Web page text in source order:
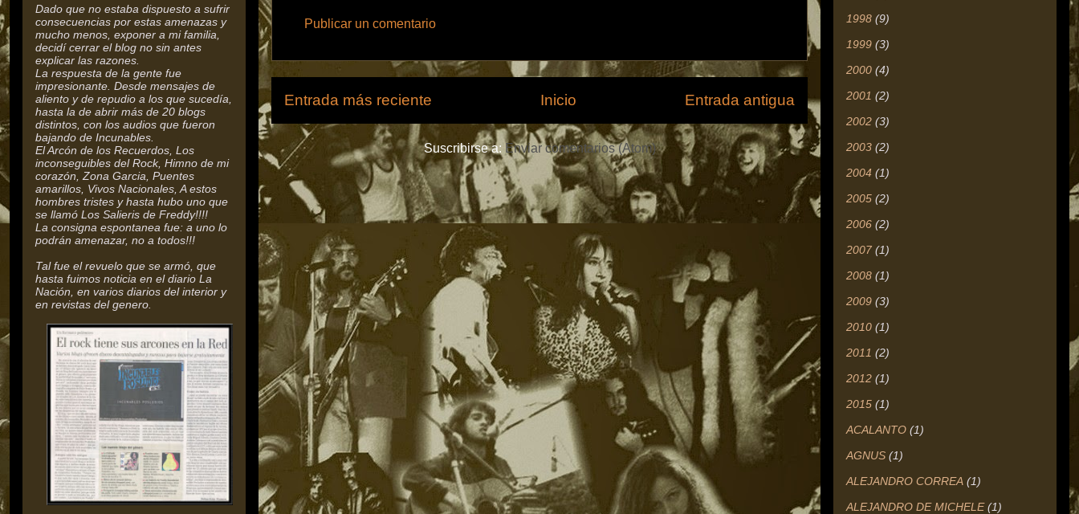
Publicar un comentario
Entrada más reciente Entrada antigua
Inicio
Suscribirse a: Enviar comentarios (Atom)
Dado que no estaba dispuesto a sufrir
consecuencias por estas amenazas y
mucho menos, exponer a mi familia,
decidí cerrar el blog no sin antes
explicar las razones.
La respuesta de la gente fue
impresionante. Desde mensajes de
aliento y de repudio a los que sucedía,
hasta la de abrir más de 20 blogs
distintos, con los audios que fueron
bajando de Incunables.
El Arcón de los Recuerdos, Los
inconseguibles del Rock, Himno de mi
corazón, Zona Garcia, Puentes
amarillos, Vivos Nacionales, A estos
hombres tristes y hasta hubo uno que
se llamó Los Salieris de Freddy!!!!
La consigna espontanea fue: a uno lo
podrán amenazar, no a todos!!!
Tal fue el revuelo que se armó, que
hasta fuimos noticia en el diario La
Nación, en varios diarios del interior y
en revistas del genero.
1998 (9)
1999 (3)
2000 (4)
2001 (2)
2002 (3)
2003 (2)
2004 (1)
2005 (2)
2006 (2)
2007 (1)
2008 (1)
2009 (3)
2010 (1)
2011 (2)
2012 (1)
2015 (1)
ACALANTO (1)
AGNUS (1)
ALEJANDRO CORREA (1)
ALEJANDRO DE MICHELE (1)